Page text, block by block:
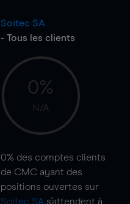
Soitec SA
- Tous les clients
0%
N/A
0% des comptes clients
de CMC ayant des
positions ouvertes sur
Soitec SA s'attendent à